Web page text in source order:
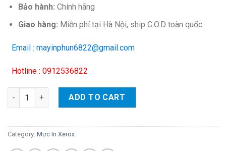
Bảo hành: Chính hãng
Giao hàng: Miễn phí tại Hà Nội, ship C.O.D toàn quốc
Email : mayinphun6822@gmail.com
Hotline : 0912536822
Hộp mực màu Xerox CT202488 (đen) – Cho máy DC-V C2260/
ADD TO CART
Category: Mực In Xerox